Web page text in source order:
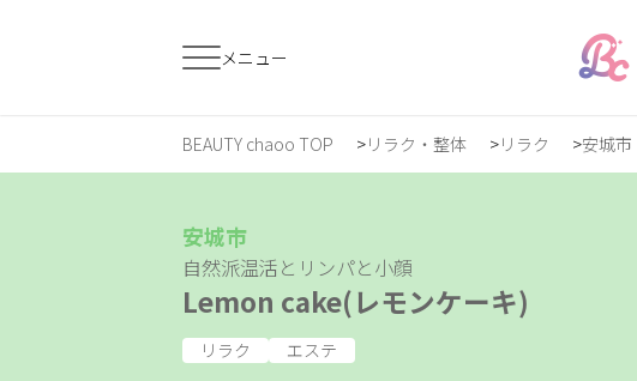
メニュー
すでに会員の方 はじめてご利用の方
ジャンルで探す
BEAUTY chaoo TOP リラク・整体 リラク 安城市
安城市
自然派温活とリンパと小顔
Lemon cake(レモンケーキ)
リラク エステ